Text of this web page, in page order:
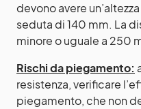
devono avere
seduta di 140 mm. La
minore o uguale a 250
Rischi da piegamento:
resistenza, verificare
piegamento, che non